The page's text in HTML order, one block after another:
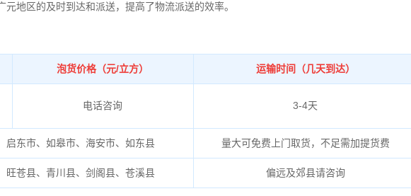
地区的及时到达和派送，提高了物流派送的效率。
泡货价格（元/立方） 运输时间（几天到达）
电话咨询 3-4天
启东市、如皋市、海安市、如东县 量大可免费上门取货，不足需加提货费
旺苍县、青川县、剑阁县、苍溪县 偏远及郊县请咨询